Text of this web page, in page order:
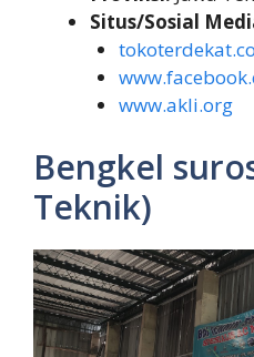
Situs/Sosial
www.akli.org
Bengkel
Teknik)